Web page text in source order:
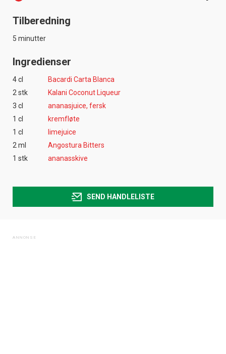
Tilberedning
5 minutter
Ingredienser
4 cl
Bacardi Carta Blanca
2 stk
Kalani Coconut Liqueur
3 cl
ananasjuice, fersk
1 cl
kremfløte
1 cl
limejuice
2 ml
Angostura Bitters
1 stk
ananasskive
SEND HANDLELISTE